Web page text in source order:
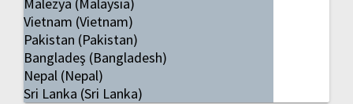
Vietnam (Vietnam)
Pakistan (Pakistan)
Bangladeş (Bangladesh)
Nepal (Nepal)
Sri Lanka (Sri Lanka)